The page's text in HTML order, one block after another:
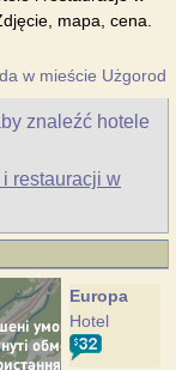
mapa, cena.
w mieście Użgorod
znaleźć hotele
restauracji w
Europa
Hotel